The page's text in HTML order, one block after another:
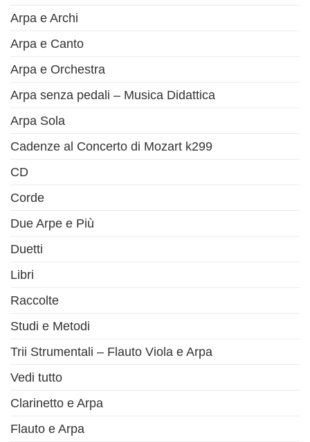
Arpa e Archi
Arpa e Canto
Arpa e Orchestra
Arpa senza pedali – Musica Didattica
Arpa Sola
Cadenze al Concerto di Mozart k299
CD
Corde
Due Arpe e Più
Duetti
Libri
Raccolte
Studi e Metodi
Trii Strumentali – Flauto Viola e Arpa
Vedi tutto
Clarinetto e Arpa
Flauto e Arpa